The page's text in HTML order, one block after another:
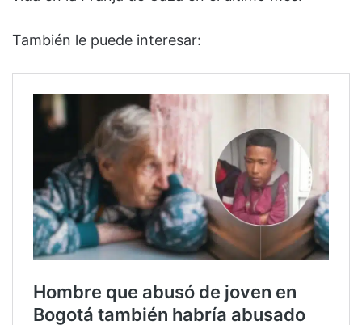
También le puede interesar: